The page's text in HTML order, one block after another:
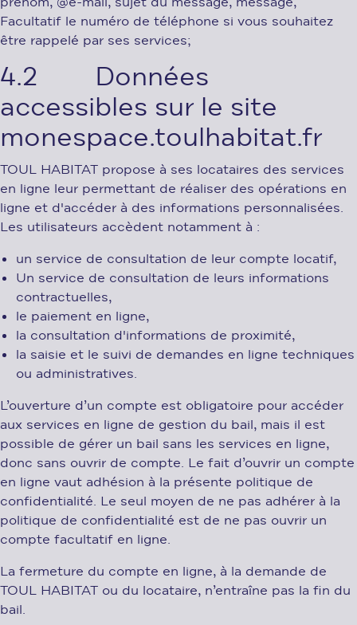
Facultatif le numéro de téléphone si vous souhaitez
être rappelé par ses services;
4.2 Données
accessibles sur le site
monespace.toulhabitat.fr
TOUL HABITAT propose à ses locataires des services
en ligne leur permettant de réaliser des opérations en
ligne et d'accéder à des informations personnalisées.
Les utilisateurs accèdent notamment à :
un service de consultation de leur compte locatif,
Un service de consultation de leurs informations
contractuelles,
le paiement en ligne,
la consultation d'informations de proximité,
la saisie et le suivi de demandes en ligne techniques
ou administratives.
L’ouverture d’un compte est obligatoire pour accéder
aux services en ligne de gestion du bail, mais il est
possible de gérer un bail sans les services en ligne,
donc sans ouvrir de compte. Le fait d’ouvrir un compte
en ligne vaut adhésion à la présente politique de
confidentialité. Le seul moyen de ne pas adhérer à la
politique de confidentialité est de ne pas ouvrir un
compte facultatif en ligne.
La fermeture du compte en ligne, à la demande de
TOUL HABITAT ou du locataire, n’entraîne pas la fin du
bail.